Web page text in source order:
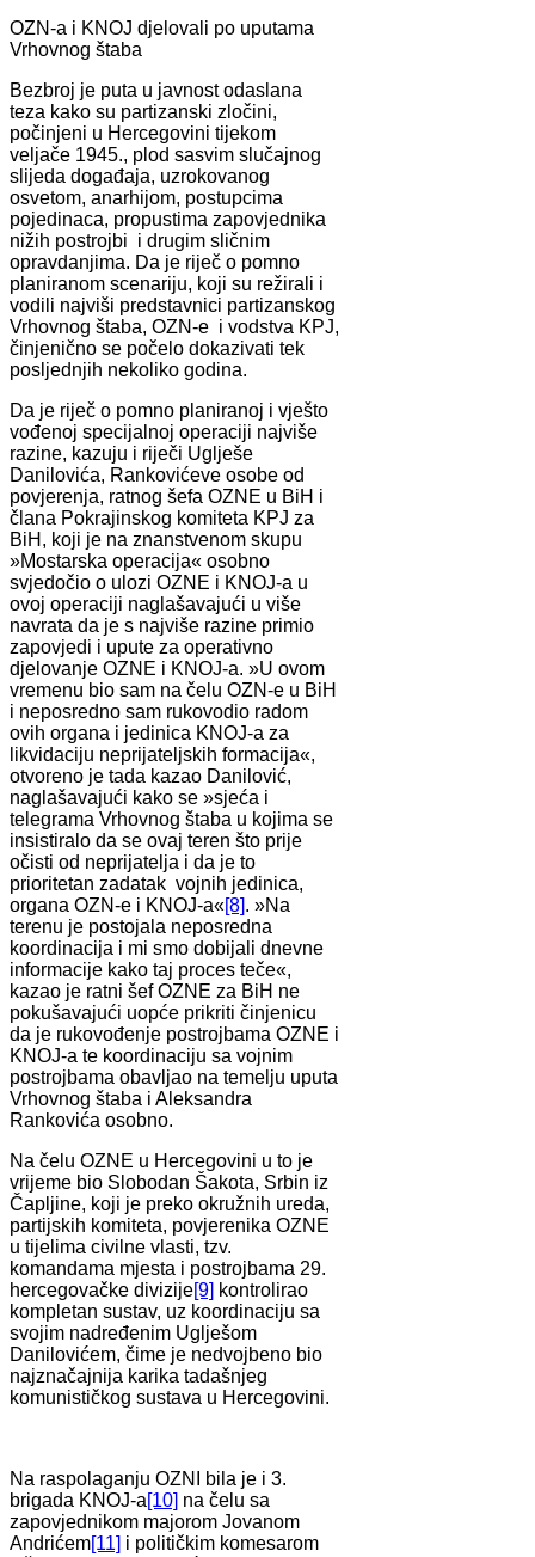
OZN-a i KNOJ djelovali po uputama
Vrhovnog štaba
Bezbroj je puta u javnost odaslana
teza kako su partizanski zločini,
počinjeni u Hercegovini tijekom
veljače 1945., plod sasvim slučajnog
slijeda događaja, uzrokovanog
osvetom, anarhijom, postupcima
pojedinaca, propustima zapovjednika
nižih postrojbi i drugim sličnim
opravdanjima. Da je riječ o pomno
planiranom scenariju, koji su režirali i
vodili najviši predstavnici partizanskog
Vrhovnog štaba, OZN-e i vodstva KPJ,
činjenično se počelo dokazivati tek
posljednjih nekoliko godina.
Da je riječ o pomno planiranoj i vješto
vođenoj specijalnoj operaciji najviše
razine, kazuju i riječi Uglješe
Danilovića, Rankovićeve osobe od
povjerenja, ratnog šefa OZNE u BiH i
člana Pokrajinskog komiteta KPJ za
BiH, koji je na znanstvenom skupu
»Mostarska operacija« osobno
svjedočio o ulozi OZNE i KNOJ-a u
ovoj operaciji naglašavajući u više
navrata da je s najviše razine primio
zapovjedi i upute za operativno
djelovanje OZNE i KNOJ-a. »U ovom
vremenu bio sam na čelu OZN-e u BiH
i neposredno sam rukovodio radom
ovih organa i jedinica KNOJ-a za
likvidaciju neprijateljskih formacija«,
otvoreno je tada kazao Danilović,
naglašavajući kako se »sjeća i
telegrama Vrhovnog štaba u kojima se
insistiralo da se ovaj teren što prije
očisti od neprijatelja i da je to
prioritetan zadatak vojnih jedinica,
organa OZN-e i KNOJ-a«[8]. »Na
terenu je postojala neposredna
koordinacija i mi smo dobijali dnevne
informacije kako taj proces teče«,
kazao je ratni šef OZNE za BiH ne
pokušavajući uopće prikriti činjenicu
da je rukovođenje postrojbama OZNE i
KNOJ-a te koordinaciju sa vojnim
postrojbama obavljao na temelju uputa
Vrhovnog štaba i Aleksandra
Rankovića osobno.
Na čelu OZNE u Hercegovini u to je
vrijeme bio Slobodan Šakota, Srbin iz
Čapljine, koji je preko okružnih ureda,
partijskih komiteta, povjerenika OZNE
u tijelima civilne vlasti, tzv.
komandama mjesta i postrojbama 29.
hercegovačke divizije[9] kontrolirao
kompletan sustav, uz koordinaciju sa
svojim nadređenim Uglješom
Danilovićem, čime je nedvojbeno bio
najznačajnija karika tadašnjeg
komunističkog sustava u Hercegovini.
Na raspolaganju OZNI bila je i 3.
brigada KNOJ-a[10] na čelu sa
zapovjednikom majorom Jovanom
Andrićem[11] i političkim komesarom